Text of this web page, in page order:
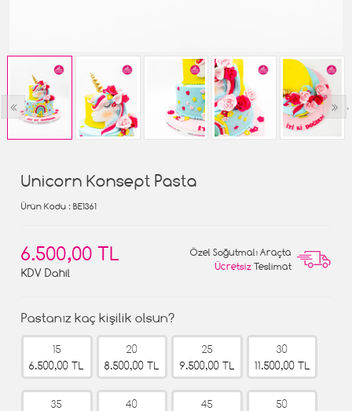
‹ ›
Unicorn Konsept Pasta
Ürün Kodu : BE1361
6.500,00 TL
KDV Dahil
Özel Soğutmalı Araçta
Ücretsiz Teslimat
Pastanız kaç kişilik olsun?
15
6.500,00 TL
20
8.500,00 TL
25
9.500,00 TL
30
11.500,00 TL
35
40
45
50